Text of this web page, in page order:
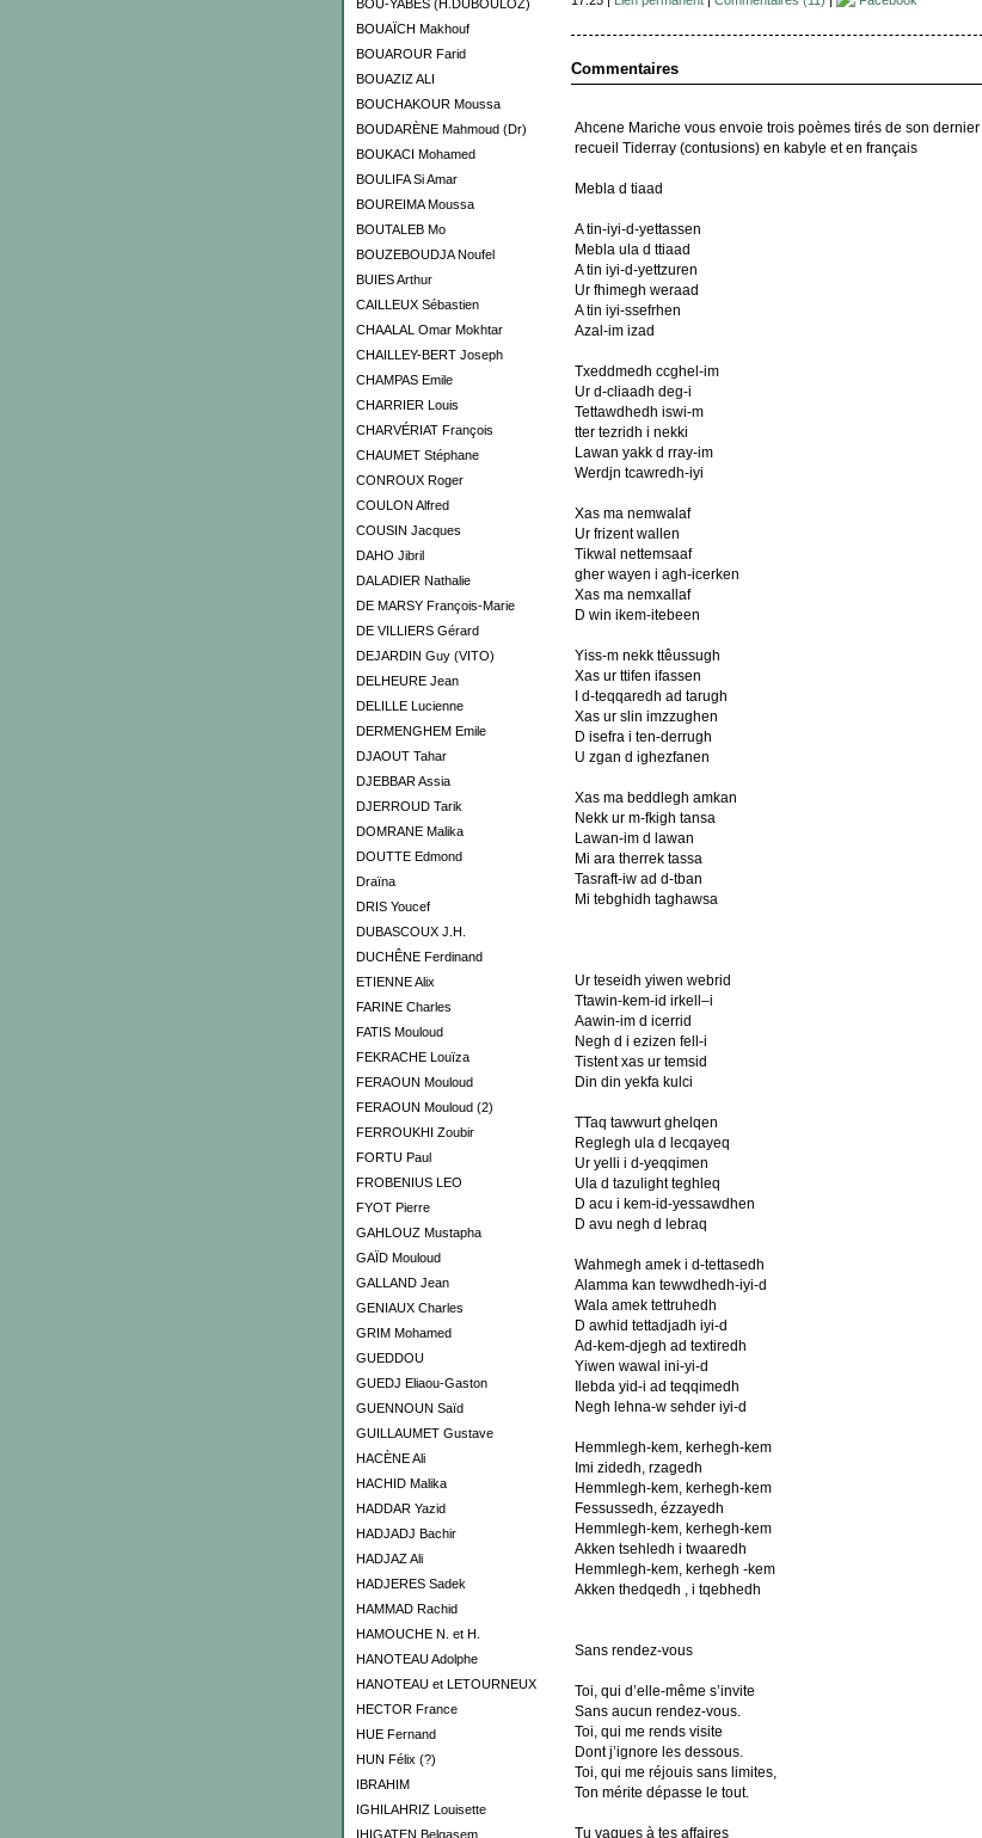
BOU-YABÈS (H.DUBOULOZ)
BOUAÏCH Makhouf
BOUAROUR Farid
BOUAZIZ ALI
BOUCHAKOUR Moussa
BOUDARÈNE Mahmoud (Dr)
BOUKACI Mohamed
BOULIFA Si Amar
BOUREIMA Moussa
BOUTALEB Mo
BOUZEBOUDJA Noufel
BUIES Arthur
CAILLEUX Sébastien
CHAALAL Omar Mokhtar
CHAILLEY-BERT Joseph
CHAMPAS Emile
CHARRIER Louis
CHARVÉRIAT François
CHAUMET Stéphane
CONROUX Roger
COULON Alfred
COUSIN Jacques
DAHO Jibril
DALADIER Nathalie
DE MARSY François-Marie
DE VILLIERS Gérard
DEJARDIN Guy (VITO)
DELHEURE Jean
DELILLE Lucienne
DERMENGHEM Emile
DJAOUT Tahar
DJEBBAR Assia
DJERROUD Tarik
DOMRANE Malika
DOUTTE Edmond
Draïna
DRIS Youcef
DUBASCOUX J.H.
DUCHÊNE Ferdinand
ETIENNE Alix
FARINE Charles
FATIS Mouloud
FEKRACHE Louïza
FERAOUN Mouloud
FERAOUN Mouloud (2)
FERROUKHI Zoubir
FORTU Paul
FROBENIUS LEO
FYOT Pierre
GAHLOUZ Mustapha
GAÏD Mouloud
GALLAND Jean
GENIAUX Charles
GRIM Mohamed
GUEDDOU
GUEDJ Eliaou-Gaston
GUENNOUN Saïd
GUILLAUMET Gustave
HACÈNE Ali
HACHID Malika
HADDAR Yazid
HADJADJ Bachir
HADJAZ Ali
HADJERES Sadek
HAMMAD Rachid
HAMOUCHE N. et H.
HANOTEAU Adolphe
HANOTEAU et LETOURNEUX
HECTOR France
HUE Fernand
HUN Félix (?)
IBRAHIM
IGHILAHRIZ Louisette
IHIGATEN Belqasem
Commentaires
Ahcene Mariche vous envoie trois poèmes tirés de son dernier
recueil Tiderray (contusions) en kabyle et en français
Mebla d tiaad
A tin-iyi-d-yettassen
Mebla ula d ttiaad
A tin iyi-d-yettzuren
Ur fhimegh weraad
A tin iyi-ssefrhen
Azal-im izad
Txeddmedh ccghel-im
Ur d-cliaadh deg-i
Tettawdhedh iswi-m
tter tezridh i nekki
Lawan yakk d rray-im
Werdjn tcawredh-iyi
Xas ma nemwalaf
Ur frizent wallen
Tikwal nettemsaaf
gher wayen i agh-icerken
Xas ma nemxallaf
D win ikem-itebeen
Yiss-m nekk ttêussugh
Xas ur ttifen ifassen
I d-teqqaredh ad tarugh
Xas ur slin imzzughen
D isefra i ten-derrugh
U zgan d ighezfanen
Xas ma beddlegh amkan
Nekk ur m-fkigh tansa
Lawan-im d lawan
Mi ara therrek tassa
Tasraft-iw ad d-tban
Mi tebghidh taghawsa
Ur teseidh yiwen webrid
Ttawin-kem-id irkell–i
Aawin-im d icerrid
Negh d i ezizen fell-i
Tistent xas ur temsid
Din din yekfa kulci
TTaq tawwurt ghelqen
Reglegh ula d lecqayeq
Ur yelli i d-yeqqimen
Ula d tazulight teghleq
D acu i kem-id-yessawdhen
D avu negh d lebraq
Wahmegh amek i d-tettasedh
Alamma kan tewwdhedh-iyi-d
Wala amek tettruhedh
D awhid tettadjadh iyi-d
Ad-kem-djegh ad textiredh
Yiwen wawal ini-yi-d
Ilebda yid-i ad teqqimedh
Negh lehna-w sehder iyi-d
Hemmlegh-kem, kerhegh-kem
Imi zidedh, rzagedh
Hemmlegh-kem, kerhegh-kem
Fessussedh, ézzayedh
Hemmlegh-kem, kerhegh-kem
Akken tsehledh i twaaredh
Hemmlegh-kem, kerhegh -kem
Akken thedqedh , i tqebhedh
Sans rendez-vous
Toi, qui d’elle-même s’invite
Sans aucun rendez-vous.
Toi, qui me rends visite
Dont j’ignore les dessous.
Toi, qui me réjouis sans limites,
Ton mérite dépasse le tout.
Tu vaques à tes affaires